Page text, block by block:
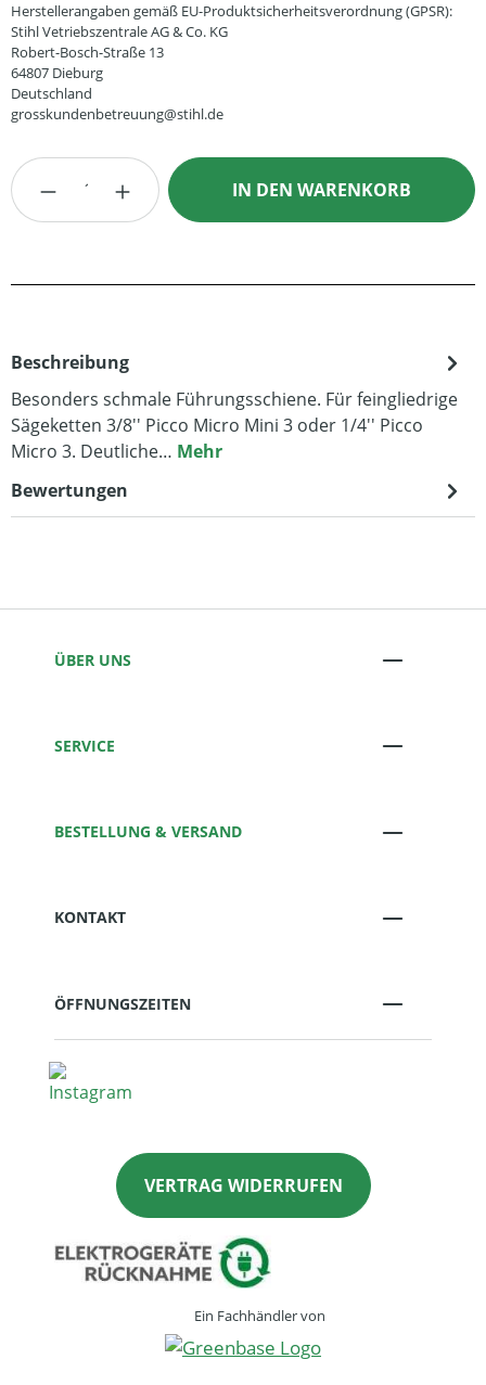
Herstellerangaben gemäß EU-Produktsicherheitsverordnung (GPSR):
Stihl Vetriebszentrale AG & Co. KG
Robert-Bosch-Straße 13
64807 Dieburg
Deutschland
grosskundenbetreuung@stihl.de
Produkt Anzahl: Gib den gewünschten
IN DEN WARENKORB
Beschreibung
Besonders schmale Führungsschiene. Für feingliedrige
Sägeketten 3/8'' Picco Micro Mini 3 oder 1/4'' Picco
Micro 3. Deutliche… Mehr
Bewertungen
ÜBER UNS
SERVICE
BESTELLUNG & VERSAND
KONTAKT
ÖFFNUNGSZEITEN
VERTRAG WIDERRUFEN
Ein Fachhändler von